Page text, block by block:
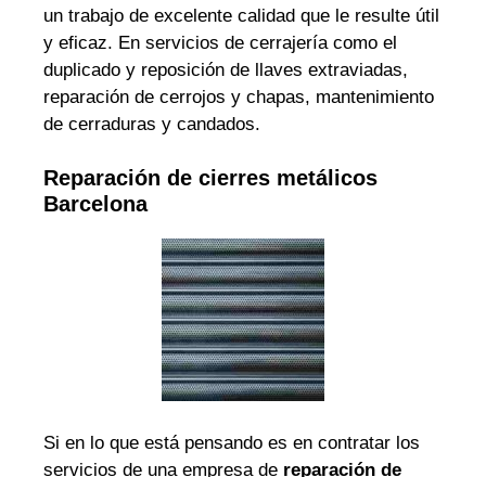
un trabajo de excelente calidad que le resulte útil
y eficaz. En servicios de cerrajería como el
duplicado y reposición de llaves extraviadas,
reparación de cerrojos y chapas, mantenimiento
de cerraduras y candados.
Reparación de cierres metálicos
Barcelona
Si en lo que está pensando es en contratar los
servicios de una empresa de reparación de